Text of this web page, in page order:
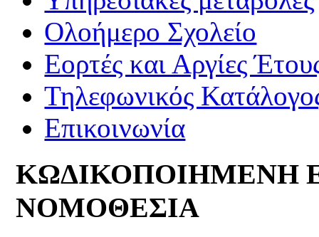
Ολοήμερο Σχολείο
Εορτές και Αργίες
Τηλεφωνικός
Επικοινωνία
ΚΩΔΙΚΟΠΟΙΗΜΕΝΗ
ΝΟΜΟΘΕΣΙΑ